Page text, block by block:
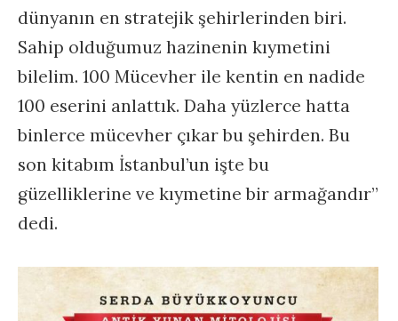
dünyanın en stratejik şehirlerinden biri.
Sahip olduğumuz hazinenin kıymetini
bilelim. 100 Mücevher ile kentin en nadide
100 eserini anlattık. Daha yüzlerce hatta
binlerce mücevher çıkar bu şehirden. Bu
son kitabım İstanbul’un işte bu
güzelliklerine ve kıymetine bir armağandır”
dedi.